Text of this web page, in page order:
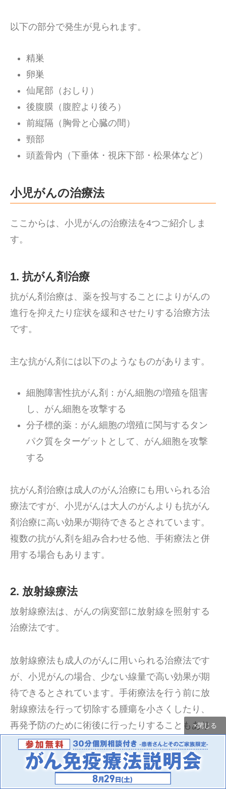
以下の部分で発生が見られます。
精巣
卵巣
仙尾部（おしり）
後腹膜（腹腔より後ろ）
前縦隔（胸骨と心臓の間）
頸部
頭蓋骨内（下垂体・視床下部・松果体など）
小児がんの治療法
ここからは、小児がんの治療法を4つご紹介しま
す。
1. 抗がん剤治療
抗がん剤治療は、薬を投与することによりがんの
進行を抑えたり症状を緩和させたりする治療方法
です。
主な抗がん剤には以下のようなものがあります。
細胞障害性抗がん剤：がん細胞の増殖を阻害
し、がん細胞を攻撃する
分子標的薬：がん細胞の増殖に関与するタン
パク質をターゲットとして、がん細胞を攻撃
する
抗がん剤治療は成人のがん治療にも用いられる治
療法ですが、小児がんは大人のがんよりも抗がん
剤治療に高い効果が期待できるとされています。
複数の抗がん剤を組み合わせる他、手術療法と併
用する場合もあります。
2. 放射線療法
放射線療法は、がんの病変部に放射線を照射する
治療法です。
放射線療法も成人のがんに用いられる治療法です
が、小児がんの場合、少ない線量で高い効果が期
待できるとされています。手術療法を行う前に放
射線療法を行って切除する腫瘍を小さくしたり、
再発予防のために術後に行ったりすることもあり
ます。
ただし長期的に放射線療法を継続すると臓器の機
×閉じる